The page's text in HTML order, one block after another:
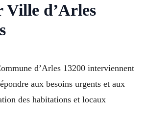
Ville d’Arles
d’Arles 13200 interviennent
aux besoins urgents et aux
des habitations et locaux